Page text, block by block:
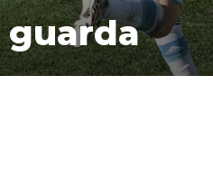
guarda